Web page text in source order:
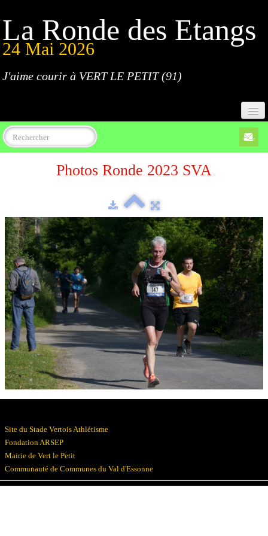
La Ronde des Etangs
24 Mai 2026
J'aime courir à VERT LE PETIT (91)
Accueil
Programme
Règlement
Parcours
Résultats
Devenez bénévoles
Partenaires
Photos▼
Photos Ronde 2023 SVA
Site du Stade Vertois Athlétisme
Fondation ARSEP
Mairie de Vert le Petit
Communauté de Communes du Val d'Essonne